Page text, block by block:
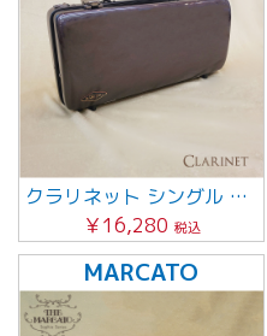
クラリネット シングル 【チャコールグレー】
￥16,280 税込
MARCATO